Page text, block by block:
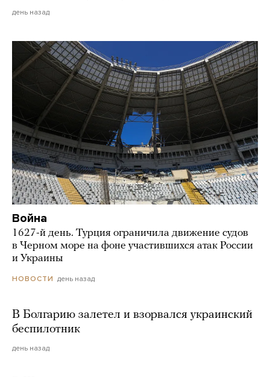
день назад
Война
1627-й день. Турция ограничила движение судов
в Черном море на фоне участившихся атак России
и Украины
НОВОСТИ день назад
В Болгарию залетел и взорвался украинский
беспилотник
день назад